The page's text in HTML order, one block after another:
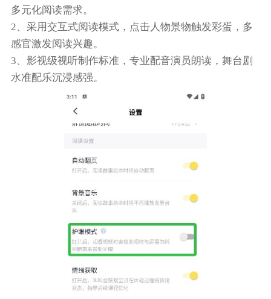
多元化阅读需求。
2、采用交互式阅读模式，点击人物景物触发彩蛋，多
感官激发阅读兴趣。
3、影视级视听制作标准，专业配音演员朗读，舞台剧
水准配乐沉浸感强。